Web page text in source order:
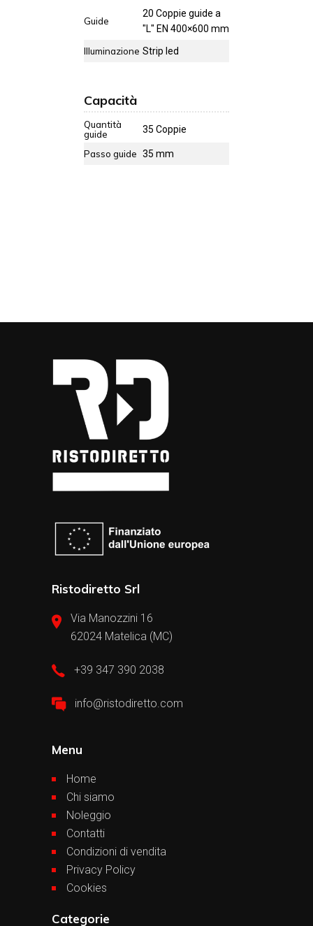
Guide
20 Coppie guide a
"L" EN 400×600 mm
Illuminazione Strip led
Capacità
Quantità
guide
35 Coppie
Passo guide 35 mm
Ristodiretto Srl
Via Manozzini 16
62024 Matelica (MC)
+39 347 390 2038
info@ristodiretto.com
Menu
Home
Chi siamo
Noleggio
Contatti
Condizioni di vendita
Privacy Policy
Cookies
Categorie